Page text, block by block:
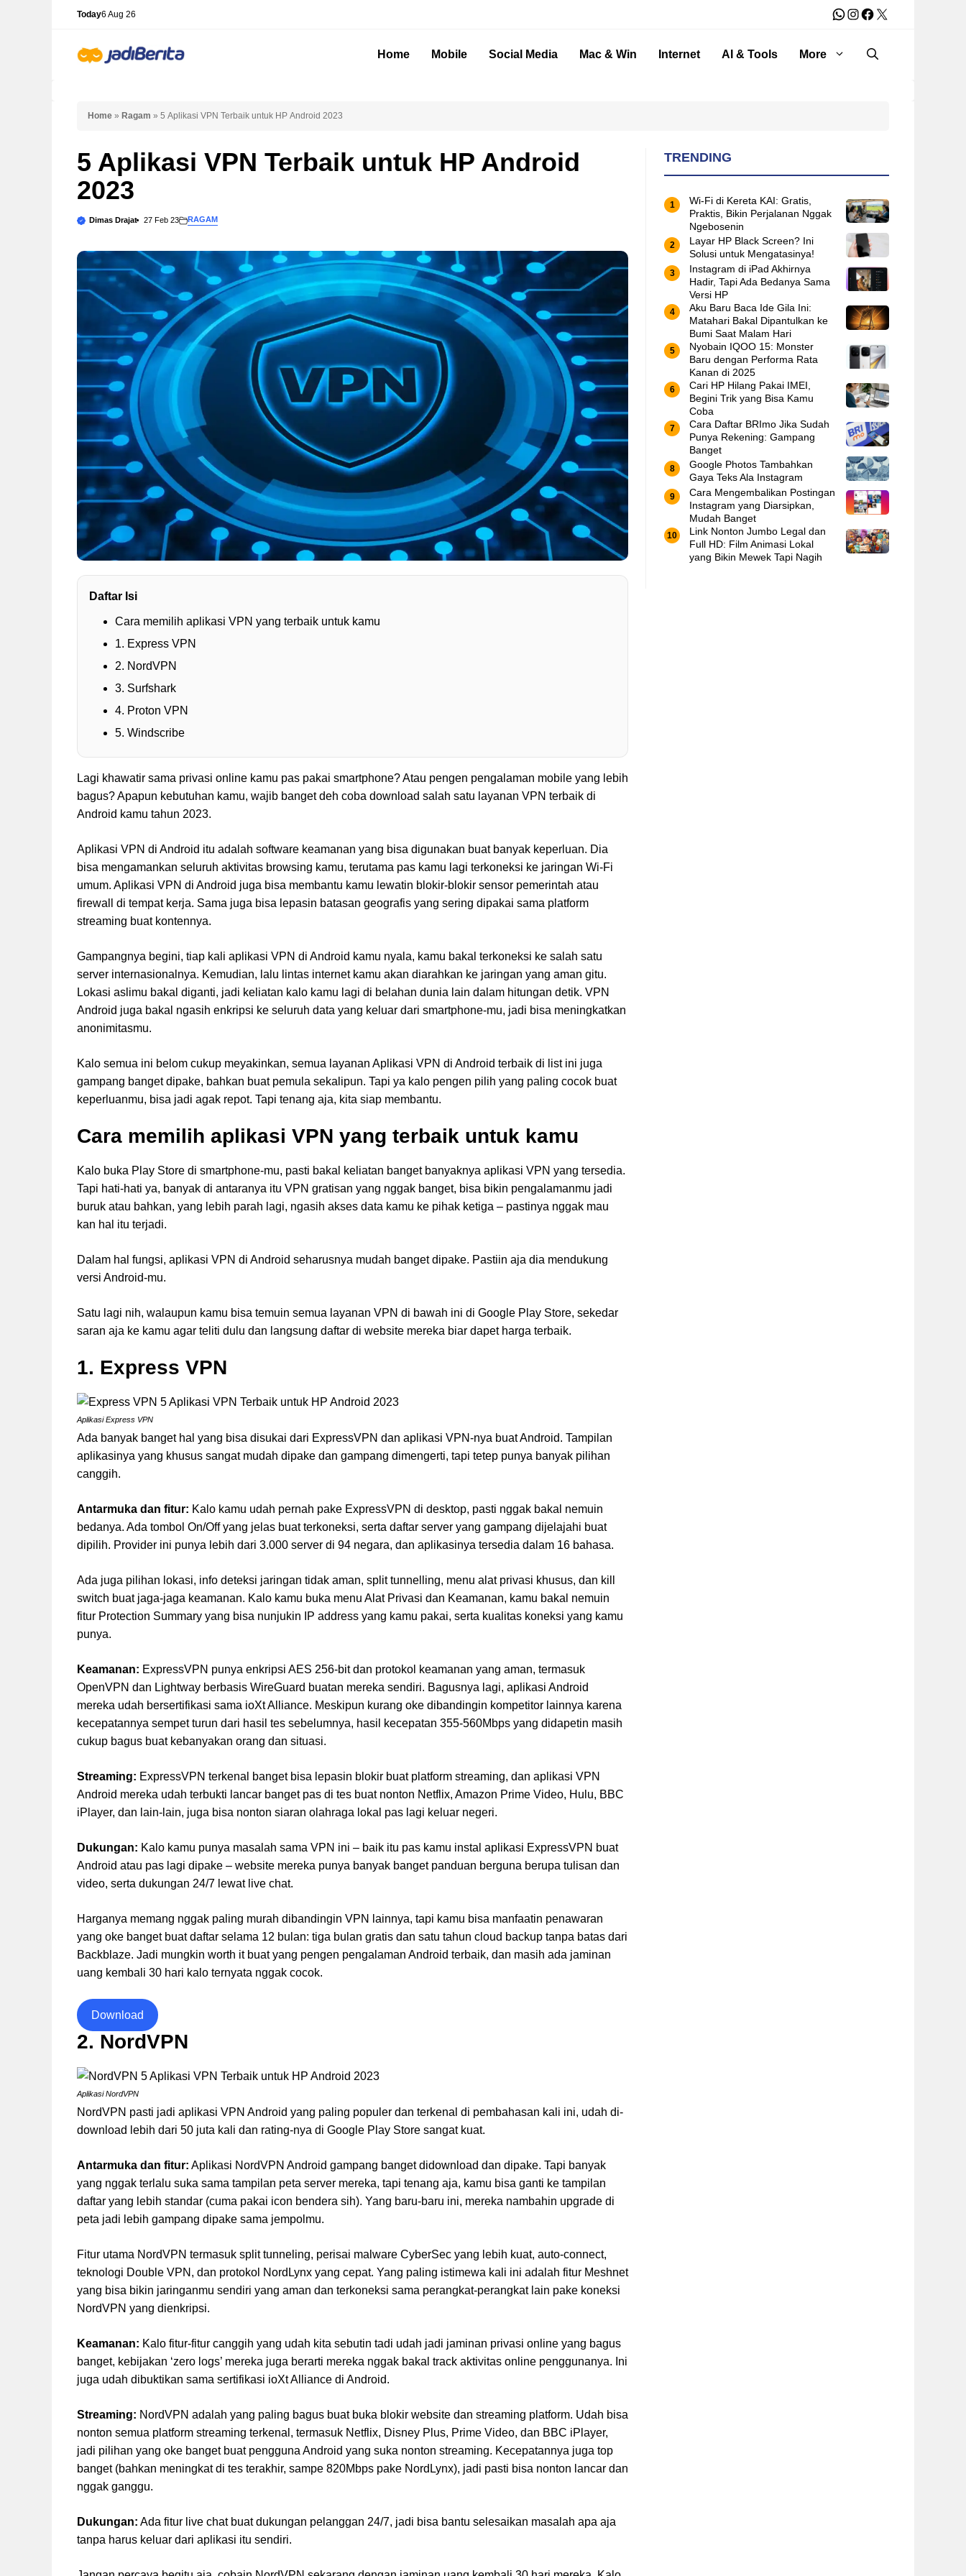
Today6 Aug 26 WhatsApp
Instagram
Facebook
X
Home Mobile Social Media Mac & Win Internet AI & Tools More
Home » Ragam » 5 Aplikasi VPN Terbaik untuk HP Android 2023
5 Aplikasi VPN Terbaik untuk HP Android
2023
Dimas Drajat 27 Feb 23 RAGAM
Daftar Isi
Cara memilih aplikasi VPN yang terbaik untuk kamu
1. Express VPN
2. NordVPN
3. Surfshark
4. Proton VPN
5. Windscribe
Lagi khawatir sama privasi online kamu pas pakai smartphone? Atau pengen pengalaman mobile yang lebih
bagus? Apapun kebutuhan kamu, wajib banget deh coba download salah satu layanan VPN terbaik di
Android kamu tahun 2023.
Aplikasi VPN di Android itu adalah software keamanan yang bisa digunakan buat banyak keperluan. Dia
bisa mengamankan seluruh aktivitas browsing kamu, terutama pas kamu lagi terkoneksi ke jaringan Wi-Fi
umum. Aplikasi VPN di Android juga bisa membantu kamu lewatin blokir-blokir sensor pemerintah atau
firewall di tempat kerja. Sama juga bisa lepasin batasan geografis yang sering dipakai sama platform
streaming buat kontennya.
Gampangnya begini, tiap kali aplikasi VPN di Android kamu nyala, kamu bakal terkoneksi ke salah satu
server internasionalnya. Kemudian, lalu lintas internet kamu akan diarahkan ke jaringan yang aman gitu.
Lokasi aslimu bakal diganti, jadi keliatan kalo kamu lagi di belahan dunia lain dalam hitungan detik. VPN
Android juga bakal ngasih enkripsi ke seluruh data yang keluar dari smartphone-mu, jadi bisa meningkatkan
anonimitasmu.
Kalo semua ini belom cukup meyakinkan, semua layanan Aplikasi VPN di Android terbaik di list ini juga
gampang banget dipake, bahkan buat pemula sekalipun. Tapi ya kalo pengen pilih yang paling cocok buat
keperluanmu, bisa jadi agak repot. Tapi tenang aja, kita siap membantu.
Cara memilih aplikasi VPN yang terbaik untuk kamu
Kalo buka Play Store di smartphone-mu, pasti bakal keliatan banget banyaknya aplikasi VPN yang tersedia.
Tapi hati-hati ya, banyak di antaranya itu VPN gratisan yang nggak banget, bisa bikin pengalamanmu jadi
buruk atau bahkan, yang lebih parah lagi, ngasih akses data kamu ke pihak ketiga – pastinya nggak mau
kan hal itu terjadi.
Dalam hal fungsi, aplikasi VPN di Android seharusnya mudah banget dipake. Pastiin aja dia mendukung
versi Android-mu.
Satu lagi nih, walaupun kamu bisa temuin semua layanan VPN di bawah ini di Google Play Store, sekedar
saran aja ke kamu agar teliti dulu dan langsung daftar di website mereka biar dapet harga terbaik.
1. Express VPN
Aplikasi Express VPN
Ada banyak banget hal yang bisa disukai dari ExpressVPN dan aplikasi VPN-nya buat Android. Tampilan
aplikasinya yang khusus sangat mudah dipake dan gampang dimengerti, tapi tetep punya banyak pilihan
canggih.
Antarmuka dan fitur: Kalo kamu udah pernah pake ExpressVPN di desktop, pasti nggak bakal nemuin
bedanya. Ada tombol On/Off yang jelas buat terkoneksi, serta daftar server yang gampang dijelajahi buat
dipilih. Provider ini punya lebih dari 3.000 server di 94 negara, dan aplikasinya tersedia dalam 16 bahasa.
Ada juga pilihan lokasi, info deteksi jaringan tidak aman, split tunnelling, menu alat privasi khusus, dan kill
switch buat jaga-jaga keamanan. Kalo kamu buka menu Alat Privasi dan Keamanan, kamu bakal nemuin
fitur Protection Summary yang bisa nunjukin IP address yang kamu pakai, serta kualitas koneksi yang kamu
punya.
Keamanan: ExpressVPN punya enkripsi AES 256-bit dan protokol keamanan yang aman, termasuk
OpenVPN dan Lightway berbasis WireGuard buatan mereka sendiri. Bagusnya lagi, aplikasi Android
mereka udah bersertifikasi sama ioXt Alliance. Meskipun kurang oke dibandingin kompetitor lainnya karena
kecepatannya sempet turun dari hasil tes sebelumnya, hasil kecepatan 355-560Mbps yang didapetin masih
cukup bagus buat kebanyakan orang dan situasi.
Streaming: ExpressVPN terkenal banget bisa lepasin blokir buat platform streaming, dan aplikasi VPN
Android mereka udah terbukti lancar banget pas di tes buat nonton Netflix, Amazon Prime Video, Hulu, BBC
iPlayer, dan lain-lain, juga bisa nonton siaran olahraga lokal pas lagi keluar negeri.
Dukungan: Kalo kamu punya masalah sama VPN ini – baik itu pas kamu instal aplikasi ExpressVPN buat
Android atau pas lagi dipake – website mereka punya banyak banget panduan berguna berupa tulisan dan
video, serta dukungan 24/7 lewat live chat.
Harganya memang nggak paling murah dibandingin VPN lainnya, tapi kamu bisa manfaatin penawaran
yang oke banget buat daftar selama 12 bulan: tiga bulan gratis dan satu tahun cloud backup tanpa batas dari
Backblaze. Jadi mungkin worth it buat yang pengen pengalaman Android terbaik, dan masih ada jaminan
uang kembali 30 hari kalo ternyata nggak cocok.
Download
2. NordVPN
Aplikasi NordVPN
NordVPN pasti jadi aplikasi VPN Android yang paling populer dan terkenal di pembahasan kali ini, udah di-
download lebih dari 50 juta kali dan rating-nya di Google Play Store sangat kuat.
Antarmuka dan fitur: Aplikasi NordVPN Android gampang banget didownload dan dipake. Tapi banyak
yang nggak terlalu suka sama tampilan peta server mereka, tapi tenang aja, kamu bisa ganti ke tampilan
daftar yang lebih standar (cuma pakai icon bendera sih). Yang baru-baru ini, mereka nambahin upgrade di
peta jadi lebih gampang dipake sama jempolmu.
Fitur utama NordVPN termasuk split tunneling, perisai malware CyberSec yang lebih kuat, auto-connect,
teknologi Double VPN, dan protokol NordLynx yang cepat. Yang paling istimewa kali ini adalah fitur Meshnet
yang bisa bikin jaringanmu sendiri yang aman dan terkoneksi sama perangkat-perangkat lain pake koneksi
NordVPN yang dienkripsi.
Keamanan: Kalo fitur-fitur canggih yang udah kita sebutin tadi udah jadi jaminan privasi online yang bagus
banget, kebijakan ‘zero logs’ mereka juga berarti mereka nggak bakal track aktivitas online penggunanya. Ini
juga udah dibuktikan sama sertifikasi ioXt Alliance di Android.
Streaming: NordVPN adalah yang paling bagus buat buka blokir website dan streaming platform. Udah bisa
nonton semua platform streaming terkenal, termasuk Netflix, Disney Plus, Prime Video, dan BBC iPlayer,
jadi pilihan yang oke banget buat pengguna Android yang suka nonton streaming. Kecepatannya juga top
banget (bahkan meningkat di tes terakhir, sampe 820Mbps pake NordLynx), jadi pasti bisa nonton lancar dan
nggak ganggu.
Dukungan: Ada fitur live chat buat dukungan pelanggan 24/7, jadi bisa bantu selesaikan masalah apa aja
tanpa harus keluar dari aplikasi itu sendiri.
TRENDING
Wi-Fi di Kereta KAI: Gratis,
Praktis, Bikin Perjalanan Nggak
Ngebosenin
Layar HP Black Screen? Ini
Solusi untuk Mengatasinya!
Instagram di iPad Akhirnya
Hadir, Tapi Ada Bedanya Sama
Versi HP
Aku Baru Baca Ide Gila Ini:
Matahari Bakal Dipantulkan ke
Bumi Saat Malam Hari
Nyobain IQOO 15: Monster
Baru dengan Performa Rata
Kanan di 2025
Cari HP Hilang Pakai IMEI,
Begini Trik yang Bisa Kamu
Coba
Cara Daftar BRImo Jika Sudah
Punya Rekening: Gampang
Banget
Google Photos Tambahkan
Gaya Teks Ala Instagram
Cara Mengembalikan Postingan
Instagram yang Diarsipkan,
Mudah Banget
Link Nonton Jumbo Legal dan
Full HD: Film Animasi Lokal
yang Bikin Mewek Tapi Nagih